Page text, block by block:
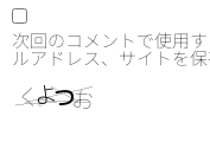
次回のコメントで使用
ルアドレス、サイトを保